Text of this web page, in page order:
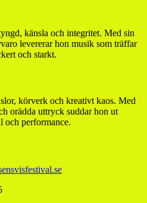
känsla och integritet. Med sin
levererar hon musik som träffar
och starkt.
körverk och kreativt kaos. Med
orädda uttryck suddar hon ut
och performance.